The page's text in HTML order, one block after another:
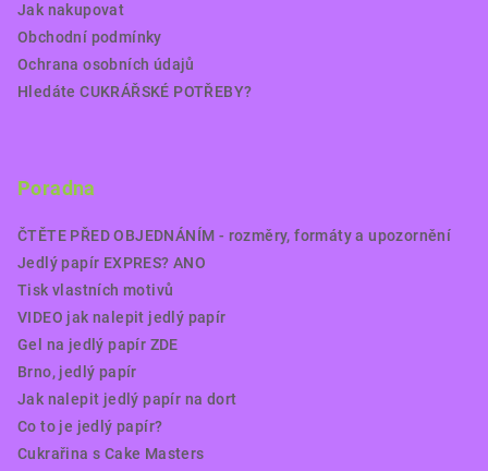
Jak nakupovat
Obchodní podmínky
Ochrana osobních údajů
Hledáte CUKRÁŘSKÉ POTŘEBY?
Poradna
ČTĚTE PŘED OBJEDNÁNÍM - rozměry, formáty a upozornění
Jedlý papír EXPRES? ANO
Tisk vlastních motivů
VIDEO jak nalepit jedlý papír
Gel na jedlý papír ZDE
Brno, jedlý papír
Jak nalepit jedlý papír na dort
Co to je jedlý papír?
Cukrařina s Cake Masters